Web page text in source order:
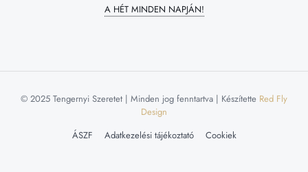
A HÉT MINDEN NAPJÁN!
© 2025 Tengernyi Szeretet | Minden jog fenntartva | Készítette Red Fly
Design
ÁSZF
Adatkezelési tájékoztató Cookiek